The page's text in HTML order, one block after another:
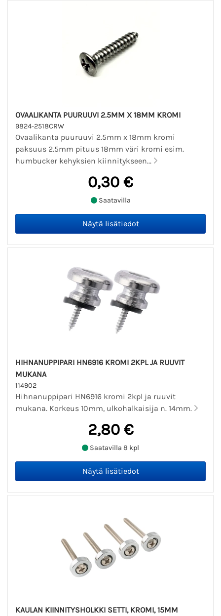
OVAALIKANTA PUURUUVI 2.5MM X 18MM KROMI
9824-2518CRW
Ovaalikanta puuruuvi 2.5mm x 18mm kromi
paksuus 2.5mm pituus 18mm väri kromi esim.
humbucker kehyksien kiinnitykseen...
0,30 €
Saatavilla
HIHNANUPPIPARI HN6916 KROMI 2KPL JA RUUVIT
MUKANA
114902
Hihnanuppipari HN6916 kromi 2kpl ja ruuvit
mukana. Korkeus 10mm, ulkohalkaisija n. 14mm.
2,80 €
Saatavilla 8 kpl
KAULAN KIINNITYSHOLKKI SETTI, KROMI, 15MM